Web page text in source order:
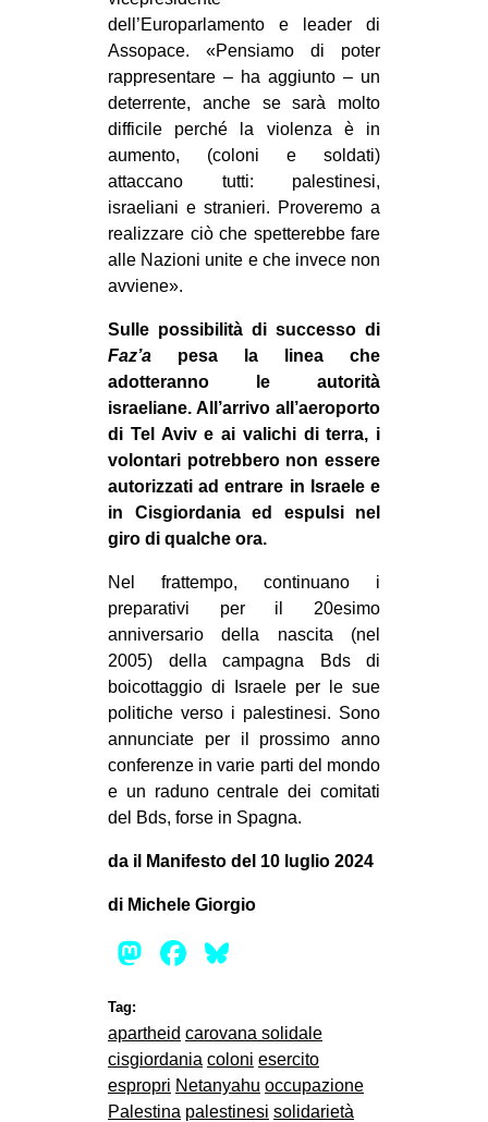
dell’Europarlamento e leader di
Assopace. «Pensiamo di poter
rappresentare – ha aggiunto – un
deterrente, anche se sarà molto
difficile perché la violenza è in
aumento, (coloni e soldati)
attaccano tutti: palestinesi,
israeliani e stranieri. Proveremo a
realizzare ciò che spetterebbe fare
alle Nazioni unite e che invece non
avviene».
Sulle possibilità di successo di
Faz’a pesa la linea che
adotteranno le autorità
israeliane. All’arrivo all’aeroporto
di Tel Aviv e ai valichi di terra, i
volontari potrebbero non essere
autorizzati ad entrare in Israele e
in Cisgiordania ed espulsi nel
giro di qualche ora.
Nel frattempo, continuano i
preparativi per il 20esimo
anniversario della nascita (nel
2005) della campagna Bds di
boicottaggio di Israele per le sue
politiche verso i palestinesi. Sono
annunciate per il prossimo anno
conferenze in varie parti del mondo
e un raduno centrale dei comitati
del Bds, forse in Spagna.
da il Manifesto del 10 luglio 2024
di Michele Giorgio
Mastodon
Facebook
Tag:
apartheid carovana solidale
cisgiordania coloni esercito
espropri Netanyahu occupazione
Palestina palestinesi solidarietà